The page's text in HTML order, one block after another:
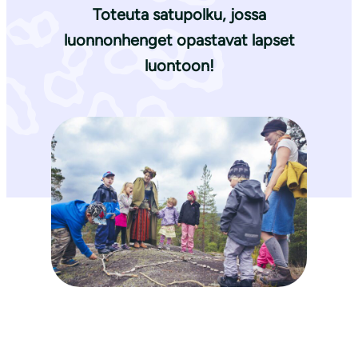
Toteuta satupolku, jossa
luonnonhenget opastavat lapset
luontoon!